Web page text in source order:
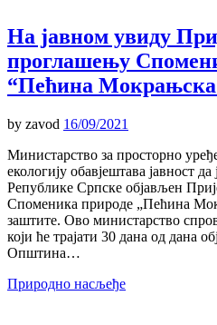
На јавном увиду
проглашењу
“Пећина
by zavod 16/09/2021
Министарство за просторно
екологију обавјештава јавност
Републике Српске објављен
Споменика природе „Пећина
заштите. Ово министарство
који ће трајати 30 дана од дана
Општина…
Природно насљеђе